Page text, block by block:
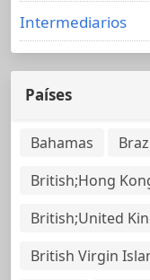
Intermediarios
Países
Bahamas
British;Hong
British;United
British Virgin